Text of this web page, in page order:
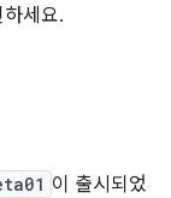
세요.
이 출시되었